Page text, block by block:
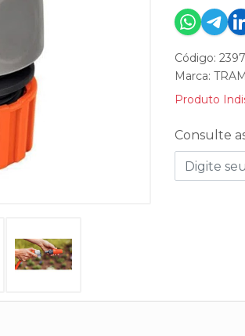
Código:
Marca:
Produto
Consulte